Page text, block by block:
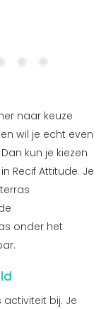
naar keuze
wil je echt even
kun je kiezen
Recif Attitude. Je
onder het
bij. Je